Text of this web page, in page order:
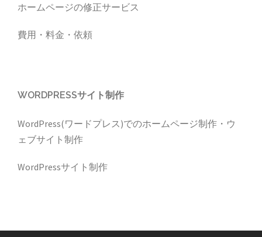
ホームページの修正サービス
費用・料金・依頼
WORDPRESSサイト制作
WordPress(ワードプレス)でのホームページ制作・ウ
ェブサイト制作
WordPressサイト制作